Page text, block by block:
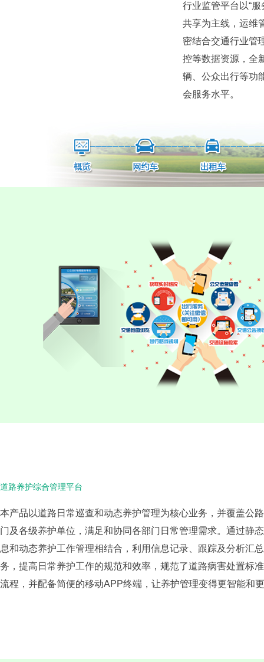
行业监管平台以“
共享为主线，运维
密结合交通行业管
控等数据资源，全
辆、公众出行等功
会服务水平。
道路养护综合管理平台
本产品以道路日常巡查和动态养护管理为核心业务，并覆盖公
门及各级养护单位，满足和协同各部门日常管理需求。通过静
息和动态养护工作管理相结合，利用信息记录、跟踪及分析汇
务，提高日常养护工作的规范和效率，规范了道路病害处置标
流程，并配备简便的移动APP终端，让养护管理变得更智能和